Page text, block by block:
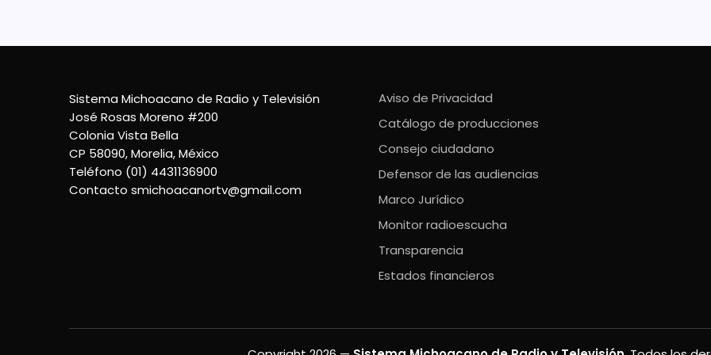
Sistema Michoacano de Radio y Televisión
José Rosas Moreno #200
Colonia Vista Bella
CP 58090, Morelia, México
Teléfono (01) 4431136900
Contacto smichoacanortv@gmail.com
Aviso de Privacidad
Catálogo de producciones
Consejo ciudadano
Defensor de las audiencias
Marco Jurídico
Monitor radioescucha
Transparencia
Estados financieros